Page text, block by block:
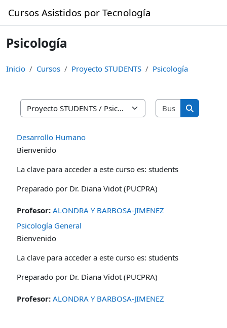
Cursos Asistidos por Tecnología
Psicología
Inicio Cursos Proyecto STUDENTS Psicología
Categorías
Buscar
Buscar
Desarrollo Humano
Bienvenido
La clave para acceder a este curso es: students
Preparado por Dr. Diana Vidot (PUCPRA)
Profesor: ALONDRA Y BARBOSA-JIMENEZ
Psicología General
Bienvenido
La clave para acceder a este curso es: students
Preparado por Dr. Diana Vidot (PUCPRA)
Profesor: ALONDRA Y BARBOSA-JIMENEZ